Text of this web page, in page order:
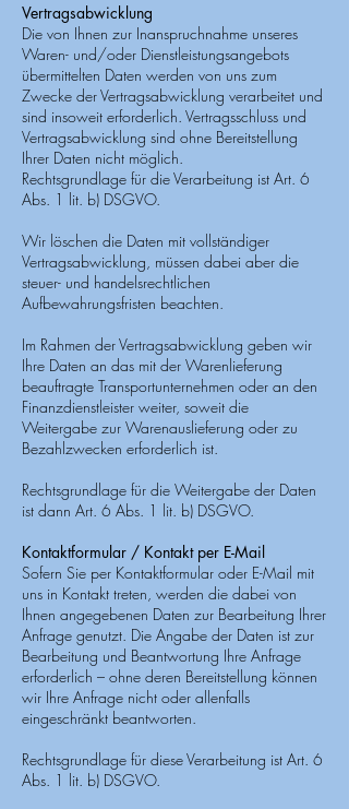
Vertragsabwicklung
Die von Ihnen zur Inanspruchnahme unseres
Waren- und/oder Dienstleistungsangebots
übermittelten Daten werden von uns zum
Zwecke der Vertragsabwicklung verarbeitet und
sind insoweit erforderlich. Vertragsschluss und
Vertragsabwicklung sind ohne Bereitstellung
Ihrer Daten nicht möglich.
Rechtsgrundlage für die Verarbeitung ist Art. 6
Abs. 1 lit. b) DSGVO.
Wir löschen die Daten mit vollständiger
Vertragsabwicklung, müssen dabei aber die
steuer- und handelsrechtlichen
Aufbewahrungsfristen beachten.
Im Rahmen der Vertragsabwicklung geben wir
Ihre Daten an das mit der Warenlieferung
beauftragte Transportunternehmen oder an den
Finanzdienstleister weiter, soweit die
Weitergabe zur Warenauslieferung oder zu
Bezahlzwecken erforderlich ist.
Rechtsgrundlage für die Weitergabe der Daten
ist dann Art. 6 Abs. 1 lit. b) DSGVO.
Kontaktformular / Kontakt per E-Mail
Sofern Sie per Kontaktformular oder E-Mail mit
uns in Kontakt treten, werden die dabei von
Ihnen angegebenen Daten zur Bearbeitung Ihrer
Anfrage genutzt. Die Angabe der Daten ist zur
Bearbeitung und Beantwortung Ihre Anfrage
erforderlich – ohne deren Bereitstellung können
wir Ihre Anfrage nicht oder allenfalls
eingeschränkt beantworten.
Rechtsgrundlage für diese Verarbeitung ist Art. 6
Abs. 1 lit. b) DSGVO.